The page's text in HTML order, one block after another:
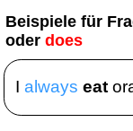
Beispiele für
oder does
Ialways eat